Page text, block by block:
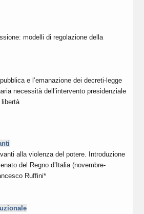
modelli di regolazione della
e l’emanazione dei decreti-legge
necessità dell’intervento presidenziale
alla violenza del potere. Introduzione
del Regno d’Italia (novembre-
Ruffini*